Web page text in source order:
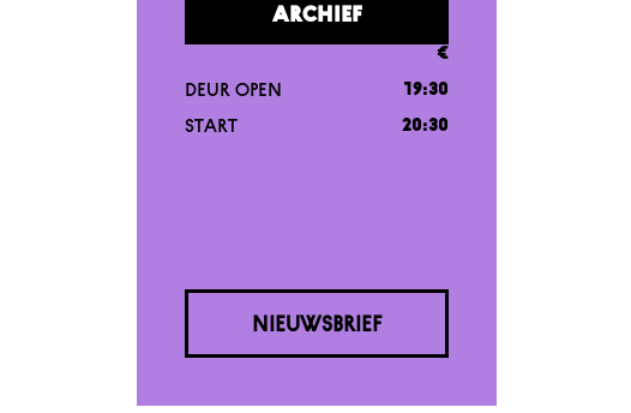
ARCHIEF
€
DEUR OPEN 19:30
START 20:30
NIEUWSBRIEF